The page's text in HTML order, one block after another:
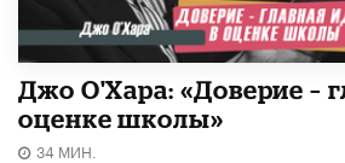
Джо О'Хара: «Доверие –
оценке школы»
34 МИН.